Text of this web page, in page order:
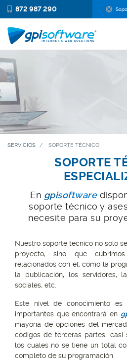
872 987 290
SERVICIOS SOPORTE TÉCNICO
SOPORTE
En gpisoftware
soporte técnico y
necesite para su
Nuestro soporte técnico no solo
proyecto, sino que
relacionados con él, como la
la publicación, los servidores,
sociales, etc.
Este nivel de conocimiento
importantes que encontrará en
mayoría de opciones del
códigos de terceras partes, casi
los cuales no se tiene un total
completo de su programación.